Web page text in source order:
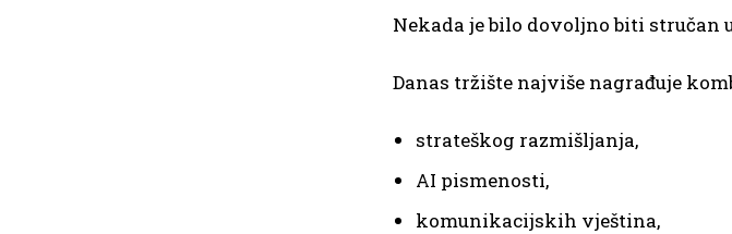
Nekada je bilo dovoljno biti stručan
Danas tržište najviše nagrađuje
strateškog razmišljanja,
AI pismenosti,
komunikacijskih vještina,